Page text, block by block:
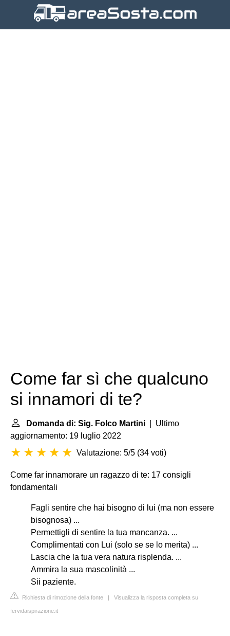
Come far sì che qualcuno
si innamori di te?
Domanda di: Sig. Folco Martini | Ultimo
aggiornamento: 19 luglio 2022
Valutazione: 5/5 (34 voti)
Come far innamorare un ragazzo di te: 17 consigli
fondamentali
Fagli sentire che hai bisogno di lui (ma non essere
bisognosa) ...
Permettigli di sentire la tua mancanza. ...
Complimentati con Lui (solo se se lo merita) ...
Lascia che la tua vera natura risplenda. ...
Ammira la sua mascolinità ...
Sii paziente.
Richiesta di rimozione della fonte | Visualizza la risposta completa su
fervidaispirazione.it